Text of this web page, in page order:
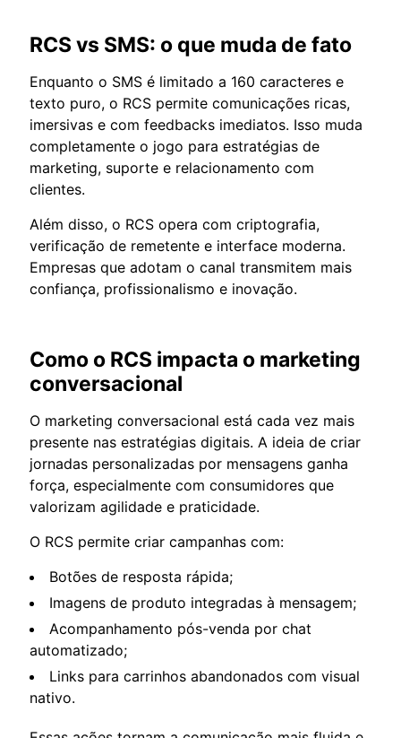
RCS vs SMS: o que muda de fato
Enquanto o SMS é limitado a 160 caracteres e
texto puro, o RCS permite comunicações ricas,
imersivas e com feedbacks imediatos. Isso muda
completamente o jogo para estratégias de
marketing, suporte e relacionamento com
clientes.
Além disso, o RCS opera com criptografia,
verificação de remetente e interface moderna.
Empresas que adotam o canal transmitem mais
confiança, profissionalismo e inovação.
Como o RCS impacta o marketing
conversacional
O marketing conversacional está cada vez mais
presente nas estratégias digitais. A ideia de criar
jornadas personalizadas por mensagens ganha
força, especialmente com consumidores que
valorizam agilidade e praticidade.
O RCS permite criar campanhas com:
Botões de resposta rápida;
Imagens de produto integradas à mensagem;
Acompanhamento pós-venda por chat
automatizado;
Links para carrinhos abandonados com visual
nativo.